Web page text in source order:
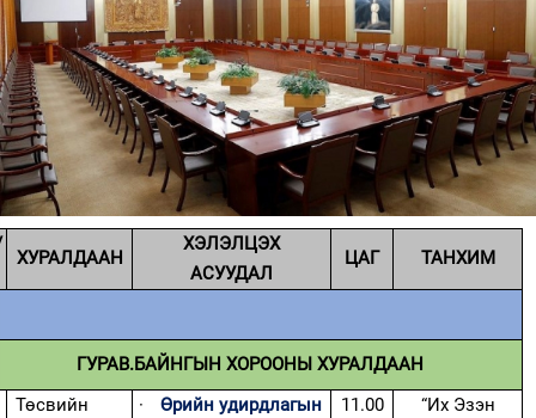
Улс төр
Эдийн засаг
Үзэл бодол
Спорт
Нийгэм
Дэлхий
ХУРАЛДААН
ХЭЛЭЛЦЭХ
АСУУДАЛ
ЦАГ ТАНХИМ
ГУРАВ.БАЙНГЫН ХОРООНЫ ХУРАЛДААН
Төсвийн
·
Өрийн удирдлагын
11.00
“Их Эзэн